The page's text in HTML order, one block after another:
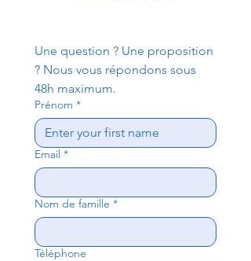
Une question ? Une proposition
? Nous vous répondons sous
48h maximum.
Prénom *
Email *
Nom de famille *
Téléphone